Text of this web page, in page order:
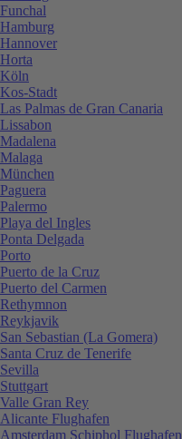
Funchal
Hamburg
Hannover
Horta
Köln
Kos-Stadt
Las Palmas de Gran Canaria
Lissabon
Madalena
Malaga
München
Paguera
Palermo
Playa del Ingles
Ponta Delgada
Porto
Puerto de la Cruz
Puerto del Carmen
Rethymnon
Reykjavik
San Sebastian (La Gomera)
Santa Cruz de Tenerife
Sevilla
Stuttgart
Valle Gran Rey
Alicante Flughafen
Amsterdam Schiphol Flughafen